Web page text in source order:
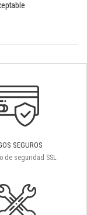
SEGUROS
de seguridad SSL